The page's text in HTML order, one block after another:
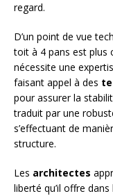
regard.
D’un point de vue
toit à 4 pans est plus
nécessite une
faisant appel à des
pour assurer la
traduit par une
s’effectuant de
structure.
Les architectes
liberté qu’il offre